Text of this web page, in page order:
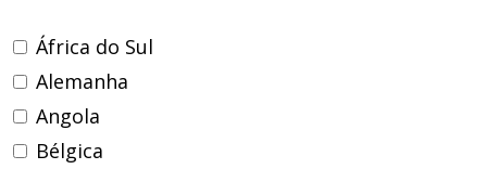
África do Sul
Alemanha
Angola
Bélgica